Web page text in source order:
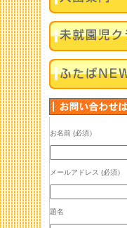
お名前 (必須）
メールアドレス (必須）
題名